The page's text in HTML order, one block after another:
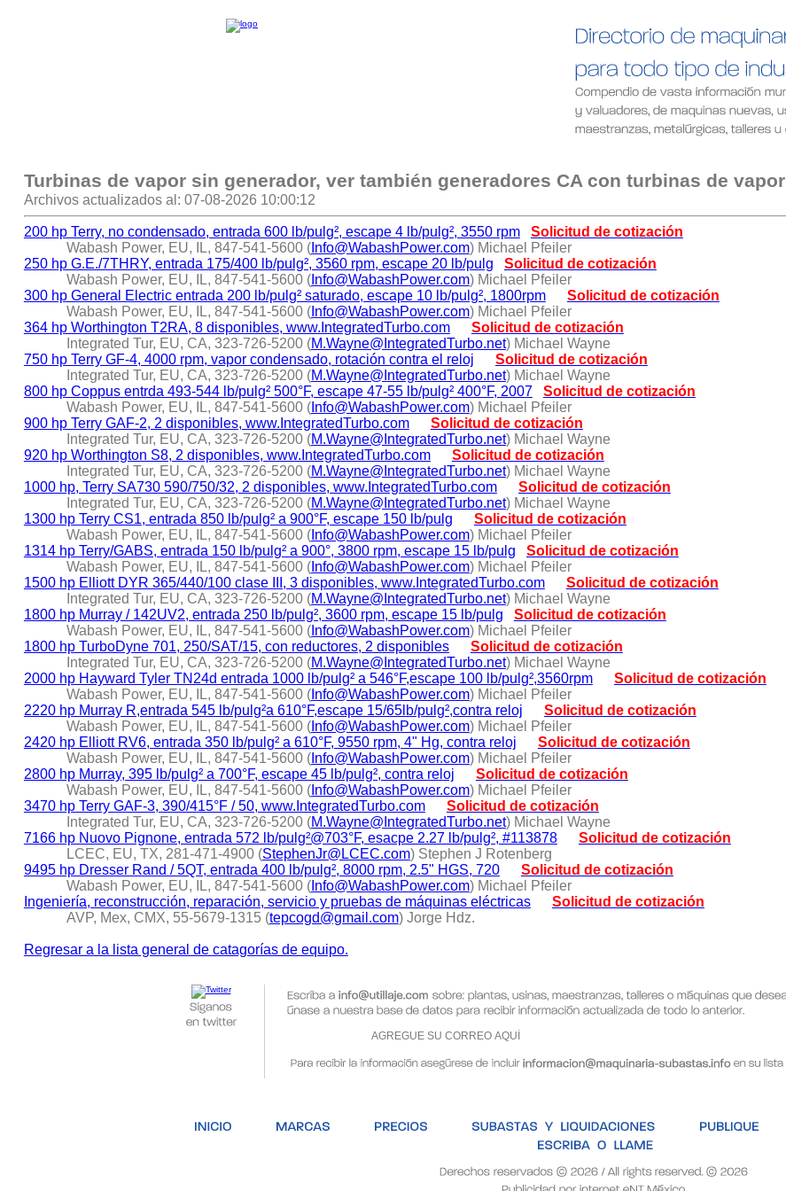
Turbinas de vapor sin generador, ver también generadores CA con turbinas de vapor
Archivos actualizados al: 07-08-2026 10:00:12
200 hp Terry, no condensado, entrada 600 lb/pulg², escape 4 lb/pulg², 3550 rpm
Solicitud de cotización
Wabash Power, EU, IL, 847-541-5600 (Info@WabashPower.com) Michael Pfeiler
250 hp G.E./7THRY, entrada 175/400 lb/pulg², 3560 rpm, escape 20 lb/pulg
Solicitud de cotización
Wabash Power, EU, IL, 847-541-5600 (Info@WabashPower.com) Michael Pfeiler
300 hp General Electric entrada 200 lb/pulg² saturado, escape 10 lb/pulg², 1800rpm
Solicitud de cotización
Wabash Power, EU, IL, 847-541-5600 (Info@WabashPower.com) Michael Pfeiler
364 hp Worthington T2RA, 8 disponibles, www.IntegratedTurbo.com
Solicitud de cotización
Integrated Tur, EU, CA, 323-726-5200 (M.Wayne@IntegratedTurbo.net) Michael Wayne
750 hp Terry GF-4, 4000 rpm, vapor condensado, rotación contra el reloj
Solicitud de cotización
Integrated Tur, EU, CA, 323-726-5200 (M.Wayne@IntegratedTurbo.net) Michael Wayne
800 hp Coppus entrda 493-544 lb/pulg² 500°F, escape 47-55 lb/pulg² 400°F, 2007
Solicitud de cotización
Wabash Power, EU, IL, 847-541-5600 (Info@WabashPower.com) Michael Pfeiler
900 hp Terry GAF-2, 2 disponibles, www.IntegratedTurbo.com
Solicitud de cotización
Integrated Tur, EU, CA, 323-726-5200 (M.Wayne@IntegratedTurbo.net) Michael Wayne
920 hp Worthington S8, 2 disponibles, www.IntegratedTurbo.com
Solicitud de cotización
Integrated Tur, EU, CA, 323-726-5200 (M.Wayne@IntegratedTurbo.net) Michael Wayne
1000 hp, Terry SA730 590/750/32, 2 disponibles, www.IntegratedTurbo.com
Solicitud de cotización
Integrated Tur, EU, CA, 323-726-5200 (M.Wayne@IntegratedTurbo.net) Michael Wayne
1300 hp Terry CS1, entrada 850 lb/pulg² a 900°F, escape 150 lb/pulg
Solicitud de cotización
Wabash Power, EU, IL, 847-541-5600 (Info@WabashPower.com) Michael Pfeiler
1314 hp Terry/GABS, entrada 150 lb/pulg² a 900°, 3800 rpm, escape 15 lb/pulg
Solicitud de cotización
Wabash Power, EU, IL, 847-541-5600 (Info@WabashPower.com) Michael Pfeiler
1500 hp Elliott DYR 365/440/100 clase III, 3 disponibles, www.IntegratedTurbo.com
Solicitud de cotización
Integrated Tur, EU, CA, 323-726-5200 (M.Wayne@IntegratedTurbo.net) Michael Wayne
1800 hp Murray / 142UV2, entrada 250 lb/pulg², 3600 rpm, escape 15 lb/pulg
Solicitud de cotización
Wabash Power, EU, IL, 847-541-5600 (Info@WabashPower.com) Michael Pfeiler
1800 hp TurboDyne 701, 250/SAT/15, con reductores, 2 disponibles
Solicitud de cotización
Integrated Tur, EU, CA, 323-726-5200 (M.Wayne@IntegratedTurbo.net) Michael Wayne
2000 hp Hayward Tyler TN24d entrada 1000 lb/pulg² a 546°F,escape 100 lb/pulg²,3560rpm
Solicitud de cotización
Wabash Power, EU, IL, 847-541-5600 (Info@WabashPower.com) Michael Pfeiler
2220 hp Murray R,entrada 545 lb/pulg²a 610°F,escape 15/65lb/pulg²,contra reloj
Solicitud de cotización
Wabash Power, EU, IL, 847-541-5600 (Info@WabashPower.com) Michael Pfeiler
2420 hp Elliott RV6, entrada 350 lb/pulg² a 610°F, 9550 rpm, 4" Hg, contra reloj
Solicitud de cotización
Wabash Power, EU, IL, 847-541-5600 (Info@WabashPower.com) Michael Pfeiler
2800 hp Murray, 395 lb/pulg² a 700°F, escape 45 lb/pulg², contra reloj
Solicitud de cotización
Wabash Power, EU, IL, 847-541-5600 (Info@WabashPower.com) Michael Pfeiler
3470 hp Terry GAF-3, 390/415°F / 50, www.IntegratedTurbo.com
Solicitud de cotización
Integrated Tur, EU, CA, 323-726-5200 (M.Wayne@IntegratedTurbo.net) Michael Wayne
7166 hp Nuovo Pignone, entrada 572 lb/pulg²@703°F, esacpe 2.27 lb/pulg², #113878
Solicitud de cotización
LCEC, EU, TX, 281-471-4900 (StephenJr@LCEC.com) Stephen J Rotenberg
9495 hp Dresser Rand / 5QT, entrada 400 lb/pulg², 8000 rpm, 2.5" HGS, 720
Solicitud de cotización
Wabash Power, EU, IL, 847-541-5600 (Info@WabashPower.com) Michael Pfeiler
Ingeniería, reconstrucción, reparación, servicio y pruebas de máquinas eléctricas
Solicitud de cotización
AVP, Mex, CMX, 55-5679-1315 (tepcogd@gmail.com) Jorge Hdz.
Regresar a la lista general de catagorías de equipo.